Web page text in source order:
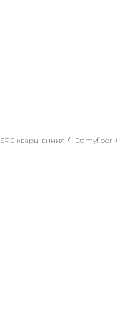
SPC кварц-винил / Damyfloor /